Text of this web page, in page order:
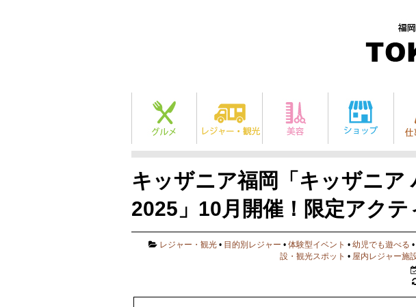
キッザニア福岡「キッザニア
2025」10月開催！限定アクテ
レジャー・観光 • 目的別レジャー • 体験型イベント • 幼児でも遊べる •
設・観光スポット • 屋内レジャー施